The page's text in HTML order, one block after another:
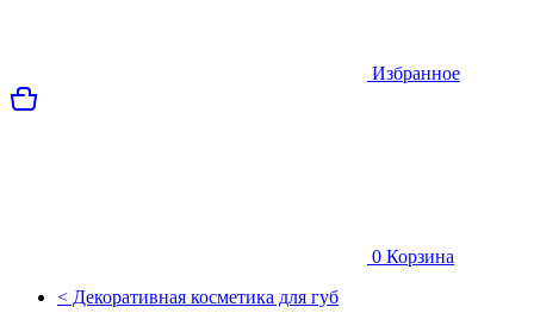
Избранное
0 Корзина
< Декоративная косметика для губ